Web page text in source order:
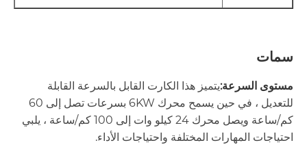
سمات
مستوى السرعة:يتميز هذا الكارت القابل بالسرعة القابلة
للتعديل ، في حين يسمح محرك 6KW بسرعات تصل إلى 60
كم/ساعة ويصل محرك 24 كيلو وات إلى 100 كم/ساعة ، يلبي
احتياجات المهارات المختلفة واحتياجات الأداء.